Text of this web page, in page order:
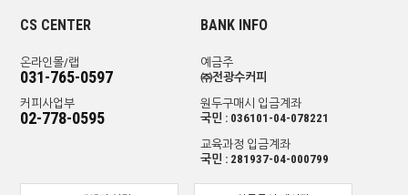
CS CENTER
온라인몰/랩
031-765-0597
커피사업부
02-778-0595
BANK INFO
예금주
㈜전광수커피
원두구매시 입금계좌
국민 : 036101-04-078221
교육과정 입금계좌
국민 : 281937-04-000799